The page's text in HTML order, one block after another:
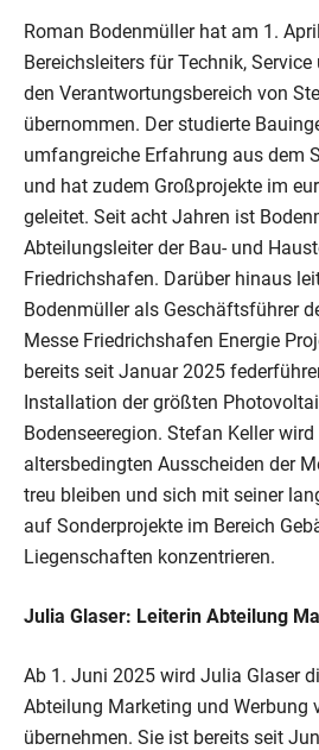
Roman Bodenmüller hat am 1.
Bereichsleiters für Technik,
den Verantwortungsbereich von
übernommen. Der studierte
umfangreiche Erfahrung aus dem
und hat zudem Großprojekte im
geleitet. Seit acht Jahren ist
Abteilungsleiter der Bau- und
Friedrichshafen. Darüber hinaus
Bodenmüller als Geschäftsführer
Messe Friedrichshafen Energie
bereits seit Januar 2025
Installation der größten
Bodenseeregion. Stefan Keller
altersbedingten Ausscheiden der
treu bleiben und sich mit seiner
auf Sonderprojekte im Bereich
Liegenschaften konzentrieren.
Julia Glaser: Leiterin Abteilung
Ab 1. Juni 2025 wird Julia Glaser
Abteilung Marketing und Werbung
übernehmen. Sie ist bereits seit